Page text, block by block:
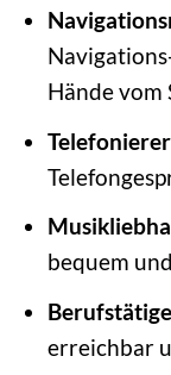
Hände vom
bequem
erreichbar